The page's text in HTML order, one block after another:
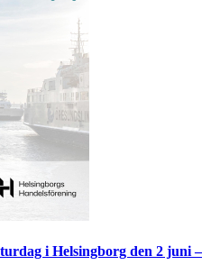
i Helsingborg den 2 juni